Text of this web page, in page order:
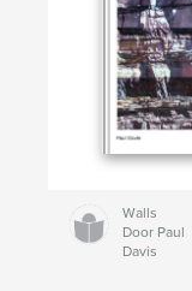
Walls
Door Paul
Davis